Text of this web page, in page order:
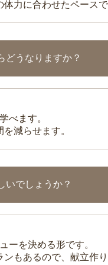
力に合わせたペース
どうなりますか？
べます。
減らせます。
いでしょうか？
ーを決める形です。
もあるので、献立作